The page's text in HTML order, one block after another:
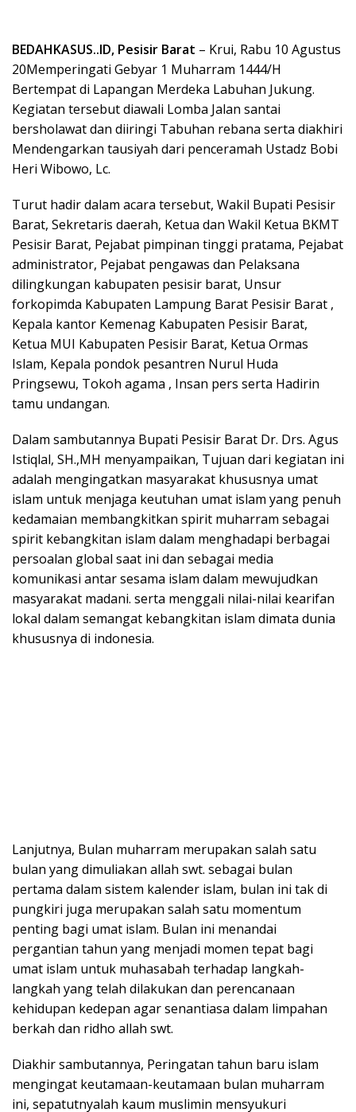
BEDAHKASUS..ID, Pesisir Barat – Krui, Rabu 10 Agustus
20Memperingati Gebyar 1 Muharram 1444/H
Bertempat di Lapangan Merdeka Labuhan Jukung.
Kegiatan tersebut diawali Lomba Jalan santai
bersholawat dan diiringi Tabuhan rebana serta diakhiri
Mendengarkan tausiyah dari penceramah Ustadz Bobi
Heri Wibowo, Lc.
Turut hadir dalam acara tersebut, Wakil Bupati Pesisir
Barat, Sekretaris daerah, Ketua dan Wakil Ketua BKMT
Pesisir Barat, Pejabat pimpinan tinggi pratama, Pejabat
administrator, Pejabat pengawas dan Pelaksana
dilingkungan kabupaten pesisir barat, Unsur
forkopimda Kabupaten Lampung Barat Pesisir Barat ,
Kepala kantor Kemenag Kabupaten Pesisir Barat,
Ketua MUI Kabupaten Pesisir Barat, Ketua Ormas
Islam, Kepala pondok pesantren Nurul Huda
Pringsewu, Tokoh agama , Insan pers serta Hadirin
tamu undangan.
Dalam sambutannya Bupati Pesisir Barat Dr. Drs. Agus
Istiqlal, SH.,MH menyampaikan, Tujuan dari kegiatan ini
adalah mengingatkan masyarakat khususnya umat
islam untuk menjaga keutuhan umat islam yang penuh
kedamaian membangkitkan spirit muharram sebagai
spirit kebangkitan islam dalam menghadapi berbagai
persoalan global saat ini dan sebagai media
komunikasi antar sesama islam dalam mewujudkan
masyarakat madani. serta menggali nilai-nilai kearifan
lokal dalam semangat kebangkitan islam dimata dunia
khususnya di indonesia.
Lanjutnya, Bulan muharram merupakan salah satu
bulan yang dimuliakan allah swt. sebagai bulan
pertama dalam sistem kalender islam, bulan ini tak di
pungkiri juga merupakan salah satu momentum
penting bagi umat islam. Bulan ini menandai
pergantian tahun yang menjadi momen tepat bagi
umat islam untuk muhasabah terhadap langkah-
langkah yang telah dilakukan dan perencanaan
kehidupan kedepan agar senantiasa dalam limpahan
berkah dan ridho allah swt.
Diakhir sambutannya, Peringatan tahun baru islam
mengingat keutamaan-keutamaan bulan muharram
ini, sepatutnyalah kaum muslimin mensyukuri